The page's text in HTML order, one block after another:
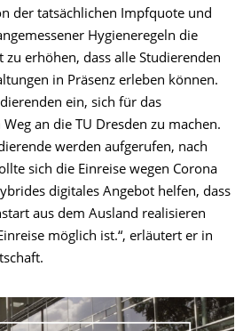
der tatsächlichen Impfquote und
Hygieneregeln die
zu erhöhen, dass alle Studierenden
in Präsenz erleben können.
ein, sich für das
an die TU Dresden zu machen.
werden aufgerufen, nach
sich die Einreise wegen Corona
digitales Angebot helfen, dass
aus dem Ausland realisieren
möglich ist.“, erläutert er in